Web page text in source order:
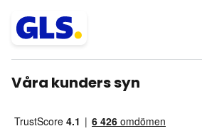
Våra kunders syn